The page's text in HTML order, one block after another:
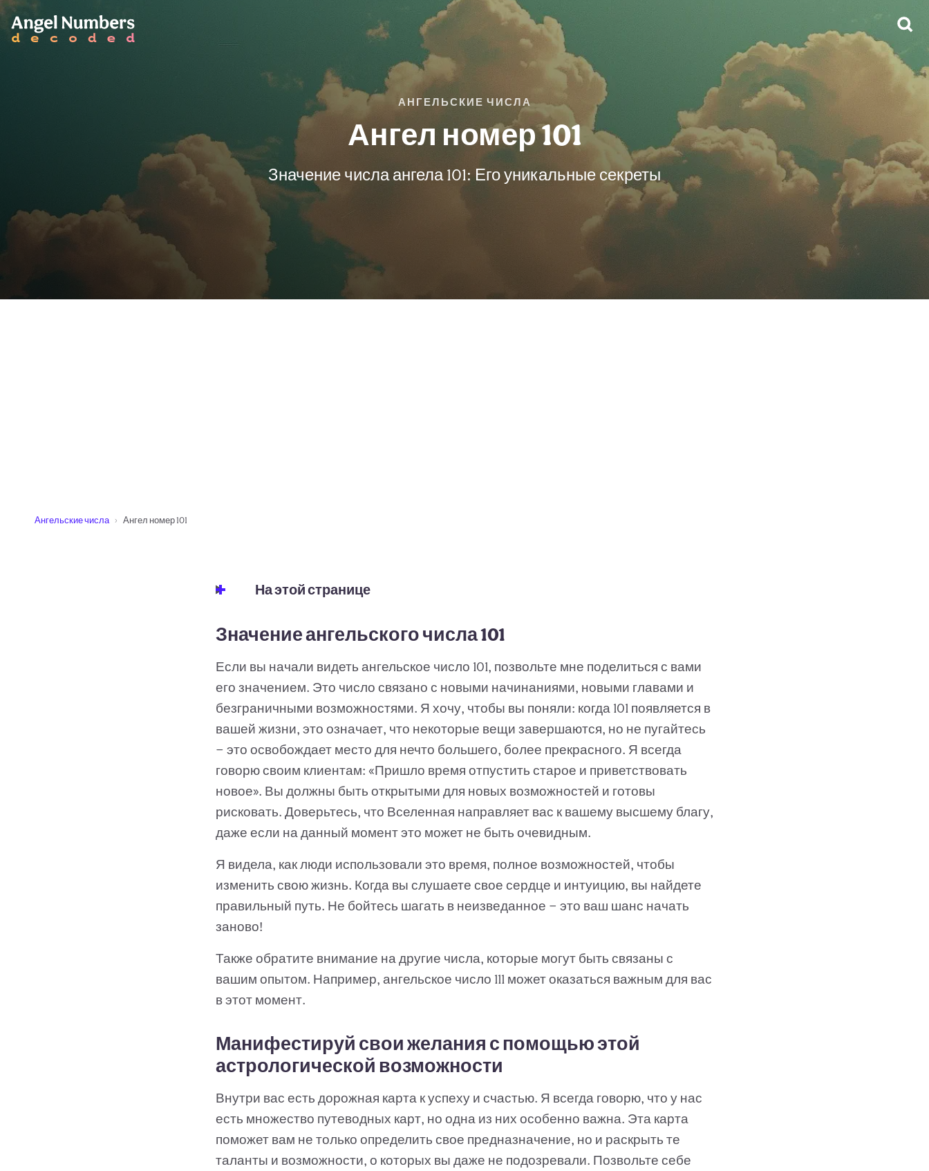
АНГЕЛЬСКИЕ ЧИСЛА
Ангел номер 101
Значение числа ангела 101: Его уникальные секреты
Ангельские числа Ангел номер 101
На этой странице
Значение ангельского числа 101
Если вы начали видеть ангельское число 101, позвольте мне поделиться с вами
его значением. Это число связано с новыми начинаниями, новыми главами и
безграничными возможностями. Я хочу, чтобы вы поняли: когда 101 появляется в
вашей жизни, это означает, что некоторые вещи завершаются, но не пугайтесь
— это освобождает место для нечто большего, более прекрасного. Я всегда
говорю своим клиентам: «Пришло время отпустить старое и приветствовать
новое». Вы должны быть открытыми для новых возможностей и готовы
рисковать. Доверьтесь, что Вселенная направляет вас к вашему высшему благу,
даже если на данный момент это может не быть очевидным.
Я видела, как люди использовали это время, полное возможностей, чтобы
изменить свою жизнь. Когда вы слушаете свое сердце и интуицию, вы найдете
правильный путь. Не бойтесь шагать в неизведанное — это ваш шанс начать
заново!
Также обратите внимание на другие числа, которые могут быть связаны с
вашим опытом. Например, ангельское число 111 может оказаться важным для вас
в этот момент.
Манифестируй свои желания с помощью этой
астрологической возможности
Внутри вас есть дорожная карта к успеху и счастью. Я всегда говорю, что у нас
есть множество путеводных карт, но одна из них особенно важна. Эта карта
поможет вам не только определить свое предназначение, но и раскрыть те
таланты и возможности, о которых вы даже не подозревали. Позвольте себе